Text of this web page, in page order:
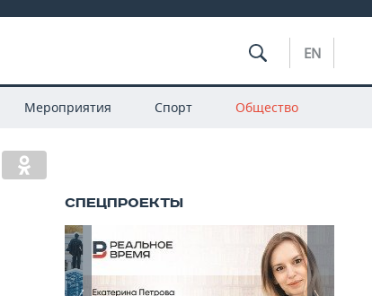
EN
Мероприятия Спорт Общество